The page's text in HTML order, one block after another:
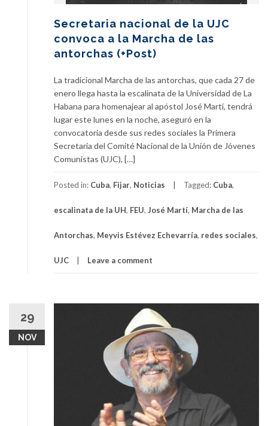
Secretaria nacional de la UJC
convoca a la Marcha de las
antorchas (+Post)
La tradicional Marcha de las antorchas, que cada 27 de
enero llega hasta la escalinata de la Universidad de La
Habana para homenajear al apóstol José Martí, tendrá
lugar este lunes en la noche, aseguró en la
convocatoria desde sus redes sociales la Primera
Secretaria del Comité Nacional de la Unión de Jóvenes
Comunistas (UJC), […]
Posted in: Cuba, Fijar, Noticias Tagged: Cuba,
escalinata de la UH, FEU, José Martí, Marcha de las
Antorchas, Meyvis Estévez Echevarría, redes sociales,
UJC Leave a comment
29
NOV